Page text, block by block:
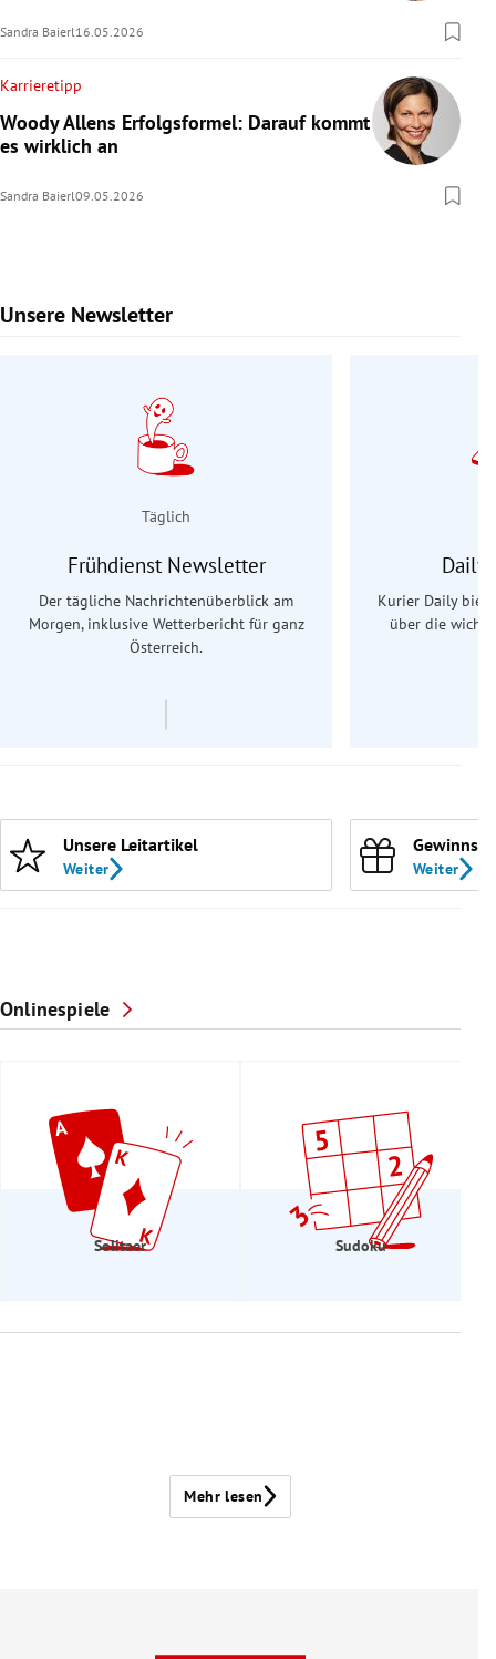
Sandra Baierl16.05.2026
Karrieretipp
Woody Allens Erfolgsformel: Darauf kommt
es wirklich an
Sandra Baierl09.05.2026
Unsere Newsletter
Slide 1 von 9
Täglich
Frühdienst Newsletter
Der tägliche Nachrichtenüberblick am
Morgen, inklusive Wetterbericht für ganz
Österreich.
Daily
Kurier Daily
über die
Unsere Leitartikel
Weiter Weiter
Onlinespiele
Solitaer Sudoku
Mehr lesen